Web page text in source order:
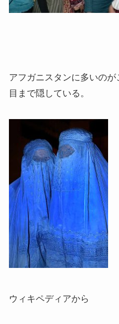
アフガニスタンに多いのが
目まで隠している。
ウィキペディアから